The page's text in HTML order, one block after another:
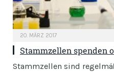
20. MÄRZ 2017
Stammzellen spenden
Stammzellen sind